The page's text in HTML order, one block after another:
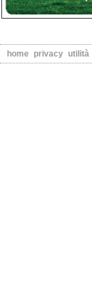
home privacy utilità